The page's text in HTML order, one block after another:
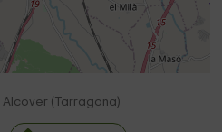
Alcover ( Tarragona)